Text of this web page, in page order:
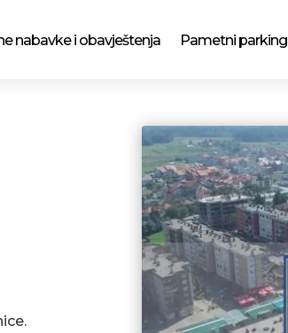
nabavke i obavještenja Pametni parking